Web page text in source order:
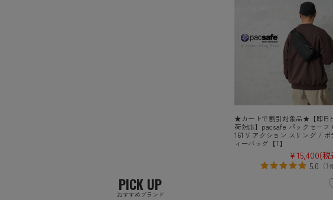
★カートで割引対象品★【即日
荷対応】pacsafe パックセーフ
161 V アクション スリング / ボ
ィーバッグ【T】
¥15,400(税
5.0 （1
PICK UP
おすすめブランド